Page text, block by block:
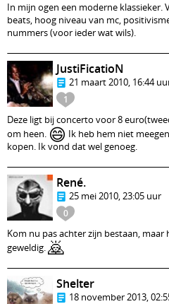
In mijn ogen een moderne klassieker.
beats, hoog niveau van mc,
nummers (voor ieder wat wils).
1
JustiFicatioN
21 maart 2010, 16:44
Deze ligt bij concerto voor 8
om heen. 😄 Ik heb hem niet
kopen. Ik vond dat wel genoeg.
0
René.
25 mei 2010, 23:05 uur
Kom nu pas achter zijn bestaan,
geweldig.🙇
Shelter
18 november 2013,